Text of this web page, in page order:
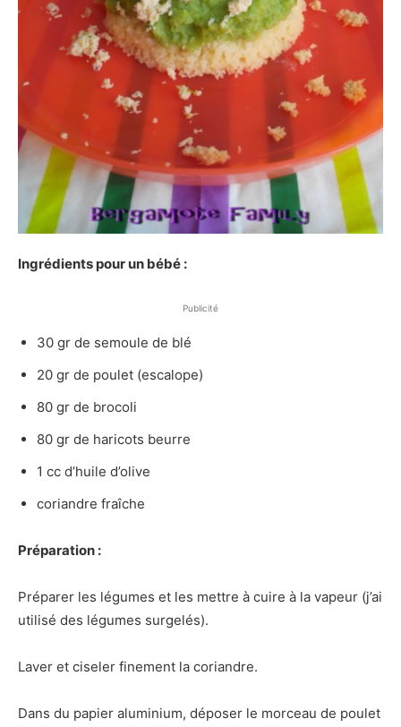
Ingrédients pour un bébé :
Publicité
30 gr de semoule de blé
20 gr de poulet (escalope)
80 gr de brocoli
80 gr de haricots beurre
1 cc d’huile d’olive
coriandre fraîche
Préparation :
Préparer les légumes et les mettre à cuire à la vapeur (j’ai
utilisé des légumes surgelés).
Laver et ciseler finement la coriandre.
Dans du papier aluminium, déposer le morceau de poulet